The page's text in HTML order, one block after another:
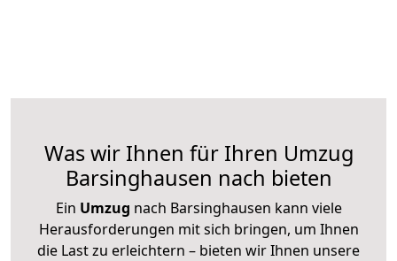
Was wir Ihnen für Ihren Umzug
Barsinghausen nach bieten
Ein Umzug nach Barsinghausen kann viele
Herausforderungen mit sich bringen, um Ihnen
die Last zu erleichtern – bieten wir Ihnen unsere